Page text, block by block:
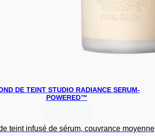
DE TEINT STUDIO RADIANCE SERUM-
POWERED™
teint infusé de sérum, couvrance moyenne